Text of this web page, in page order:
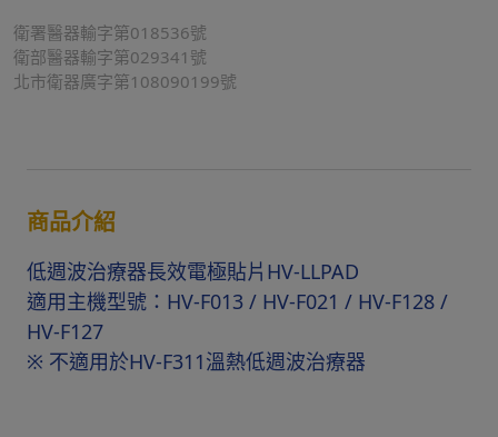
衛署醫器輸字第018536號
衛部醫器輸字第029341號
北市衛器廣字第108090199號
商品介紹
低週波治療器長效電極貼片HV-LLPAD
適用主機型號：HV-F013 / HV-F021 / HV-F128 /
HV-F127
※ 不適用於HV-F311溫熱低週波治療器